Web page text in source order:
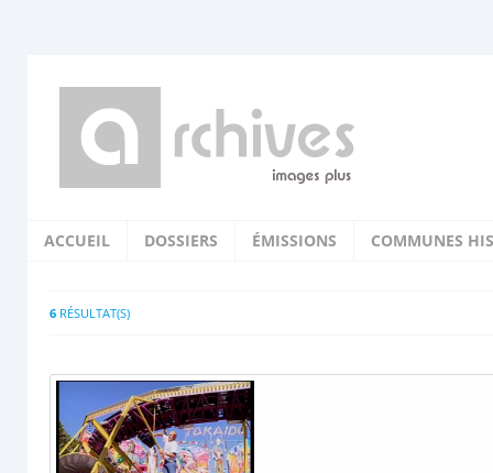
ACCUEIL DOSSIERS ÉMISSIONS COMMUNES
6 RÉSULTAT(S)